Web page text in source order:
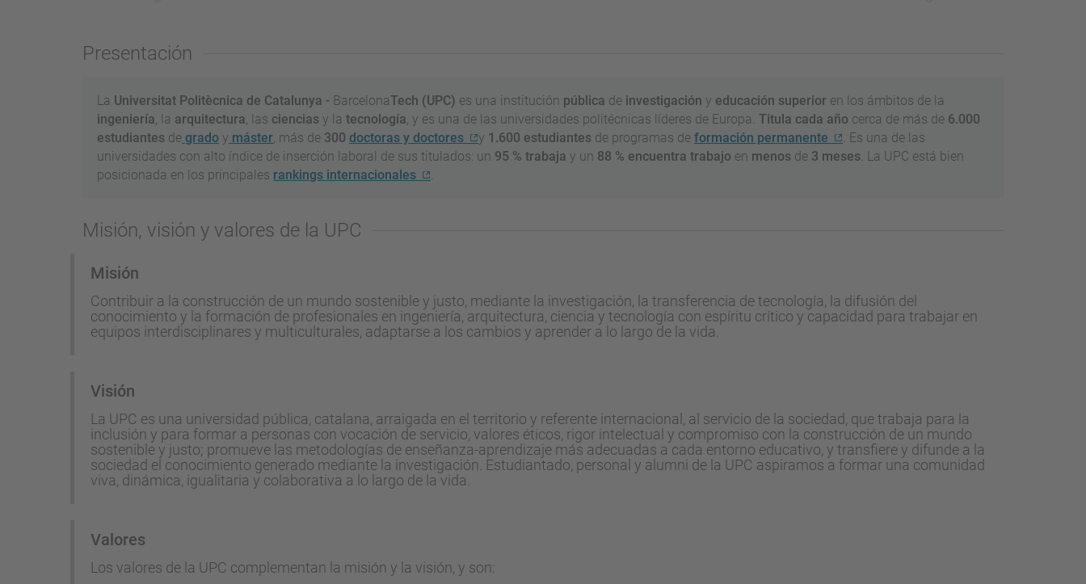
Presentación
La Universitat Politècnica de Catalunya - BarcelonaTech (UPC) es una institución pública de investigación y educación superior en los ámbitos de la
ingeniería, la arquitectura, las ciencias y la tecnología, y es una de las universidades politécnicas líderes de Europa. Titula cada año cerca de más de 6.000
estudiantes de grado y máster, más de 300 doctoras y doctores y 1.600 estudiantes de programas de formación permanente
. Es una de las
universidades con alto índice de inserción laboral de sus titulados: un 95 % trabaja y un 88 % encuentra trabajo en menos de 3 meses. La UPC está bien
posicionada en los principales rankings internacionales .
Misión, visión y valores de la UPC
Misión
Contribuir a la construcción de un mundo sostenible y justo, mediante la investigación, la transferencia de tecnología, la difusión del
conocimiento y la formación de profesionales en ingeniería, arquitectura, ciencia y tecnología con espíritu crítico y capacidad para trabajar en
equipos interdisciplinares y multiculturales, adaptarse a los cambios y aprender a lo largo de la vida.
Visión
La UPC es una universidad pública, catalana, arraigada en el territorio y referente internacional, al servicio de la sociedad, que trabaja para la
inclusión y para formar a personas con vocación de servicio, valores éticos, rigor intelectual y compromiso con la construcción de un mundo
sostenible y justo; promueve las metodologías de enseñanza-aprendizaje más adecuadas a cada entorno educativo, y transfiere y difunde a la
sociedad el conocimiento generado mediante la investigación. Estudiantado, personal y alumni de la UPC aspiramos a formar una comunidad
viva, dinámica, igualitaria y colaborativa a lo largo de la vida.
Valores
Los valores de la UPC complementan la misión y la visión, y son: